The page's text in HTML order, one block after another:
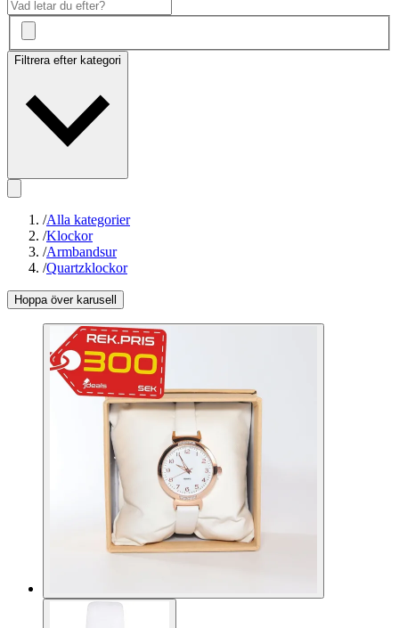
Filtrera efter kategori
/Alla kategorier
/Klockor
/Armbandsur
/Quartzklockor
Hoppa över karusell